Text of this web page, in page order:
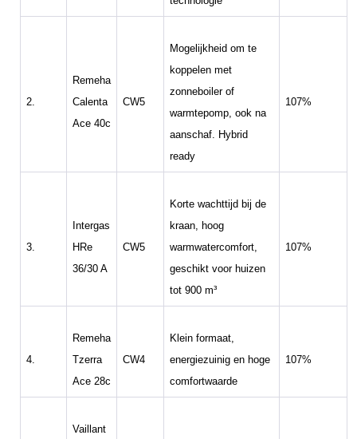
2.
Remeha
Calenta
Ace 40c
CW5
Mogelijkheid om te
koppelen met
zonneboiler of
warmtepomp, ook na
aanschaf. Hybrid
ready
107%
3.
Intergas
HRe
36/30 A
CW5
Korte wachttijd bij de
kraan, hoog
warmwatercomfort,
geschikt voor huizen
tot 900 m³
107%
4.
Remeha
Tzerra
Ace 28c
CW4
Klein formaat,
energiezuinig en hoge
comfortwaarde
107%
Vaillant